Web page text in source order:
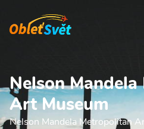
Nelson
Art Museum
Nelson Mandela Metropolitan